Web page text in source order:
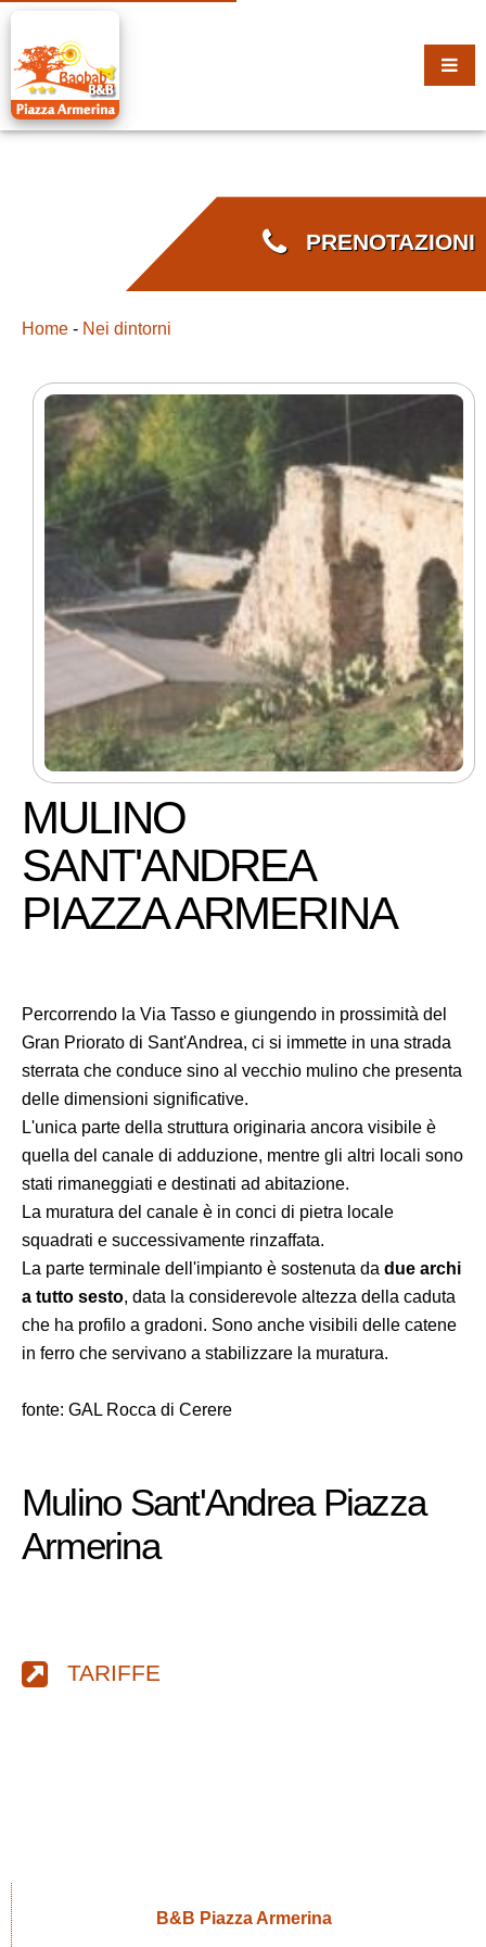
PRENOTAZIONI
Home - Nei dintorni
MULINO
SANT'ANDREA
PIAZZA ARMERINA
Percorrendo la Via Tasso e giungendo in prossimità del
Gran Priorato di Sant'Andrea, ci si immette in una strada
sterrata che conduce sino al vecchio mulino che presenta
delle dimensioni significative.
L'unica parte della struttura originaria ancora visibile è
quella del canale di adduzione, mentre gli altri locali sono
stati rimaneggiati e destinati ad abitazione.
La muratura del canale è in conci di pietra locale
squadrati e successivamente rinzaffata.
La parte terminale dell'impianto è sostenuta da due archi
a tutto sesto, data la considerevole altezza della caduta
che ha profilo a gradoni. Sono anche visibili delle catene
in ferro che servivano a stabilizzare la muratura.
fonte: GAL Rocca di Cerere
Mulino Sant'Andrea Piazza
Armerina
TARIFFE
B&B Piazza Armerina